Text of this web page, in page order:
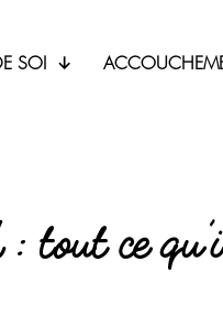
SOI
: tout ce